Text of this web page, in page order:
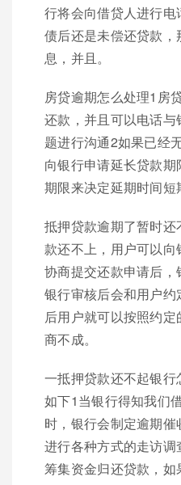
行将会向借贷人进行
债后还是未偿还贷款
息，并且。
房贷逾期怎么处理1房
还款，并且可以电话
题进行沟通2如果已经
向银行申请延长贷款
期限来决定延期时间短
抵押贷款逾期了暂时
款还不上，用户可以
协商提交还款申请后
银行审核后会和用户
后用户就可以按照约
商不成。
一抵押贷款还不起银
如下1当银行得知我们
时，银行会制定逾期
进行各种方式的走访
筹集资金归还贷款，